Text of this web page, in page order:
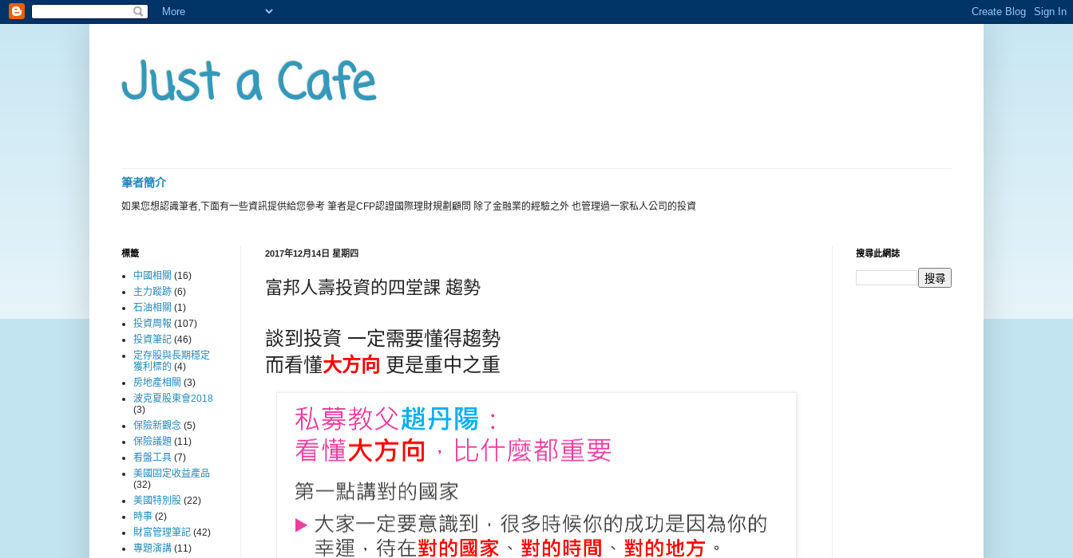
Just a Cafe
筆者簡介
如果您想認識筆者,下面有一些資訊提供給您參考 筆者是CFP認證國際理財規劃顧問 除了金融業的經驗之外 也管理過一家私人公司的投資
2017年12月14日 星期四
富邦人壽投資的四堂課 趨勢
談到投資 一定需要懂得趨勢
而看懂大方向 更是重中之重
標籤
中國相關 (16)
主力蹤跡 (6)
石油相關 (1)
投資周報 (107)
投資筆記 (46)
定存股與長期穩定
獲利標的 (4)
房地產相關 (3)
波克夏股東會2018
(3)
保險新觀念 (5)
保險議題 (11)
看盤工具 (7)
美國固定收益產品
(32)
美國特別股 (22)
時事 (2)
財富管理筆記 (42)
專題演講 (11)
搜尋此網誌